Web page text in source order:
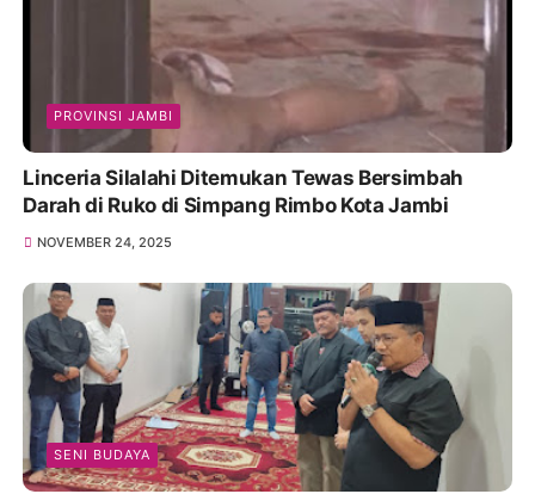
PROVINSI JAMBI
Linceria Silalahi Ditemukan Tewas Bersimbah
Darah di Ruko di Simpang Rimbo Kota Jambi
NOVEMBER 24, 2025
SENI BUDAYA